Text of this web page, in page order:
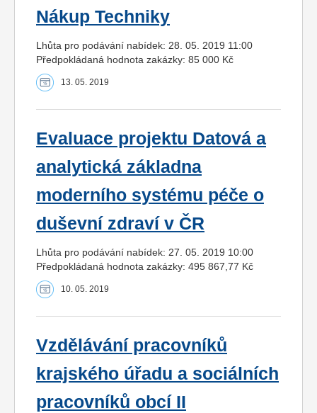
Nákup Techniky
Lhůta pro podávání nabídek: 28. 05. 2019 11:00
Předpokládaná hodnota zakázky: 85 000 Kč
13. 05. 2019
Evaluace projektu Datová a
analytická základna
moderního systému péče o
duševní zdraví v ČR
Lhůta pro podávání nabídek: 27. 05. 2019 10:00
Předpokládaná hodnota zakázky: 495 867,77 Kč
10. 05. 2019
Vzdělávání pracovníků
krajského úřadu a sociálních
pracovníků obcí II